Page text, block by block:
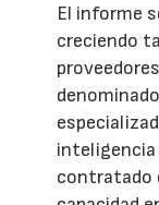
El informe
creciendo
inteligencia
contratado